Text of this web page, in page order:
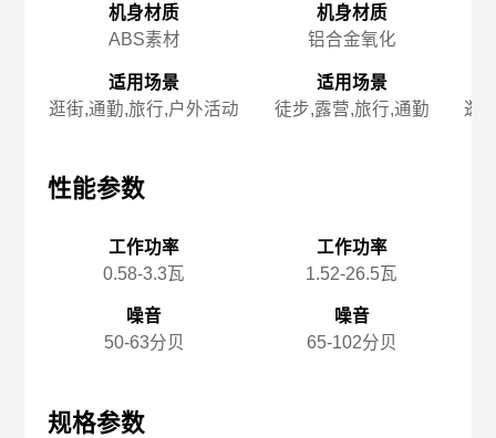
机身材质
ABS素材
适用场景
逛街,通勤,旅行,户外活动
性能参数
工作功率
0.58-3.3瓦
噪音
50-63分贝
规格参数
机身材质
铝合金氧化
适用场景
徒步,露营,旅行,通勤
工作功率
1.52-26.5瓦
噪音
65-102分贝
逛